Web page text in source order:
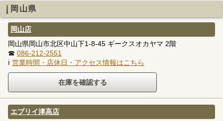
岡山県
岡山店
岡山県岡山市北区中山下1-8-45 ギークスオカヤマ 2階
☎ 086-212-2551
ℹ 営業時間・店休日・アクセス情報はこちら
エブリイ津高店